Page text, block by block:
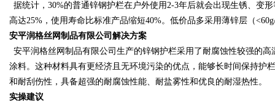
据统计， 30%的普通锌钢护栏在户外使用2-3年后就会出现生锈、变
高达25%，使用寿命比标准产品缩短40%。低价品多采用薄锌层（
安平润格丝网制品有限公司 解决方案
安平润格丝网制品有限公司生产的锌钢护栏采用了耐腐蚀性较强的
涂料。这种材料具有更经济且无环境污染的优点，能够长时间保持护
和耐刮伤性，具备超强的耐腐蚀性能、耐盐雾性和优良的耐湿热性。
实操建议